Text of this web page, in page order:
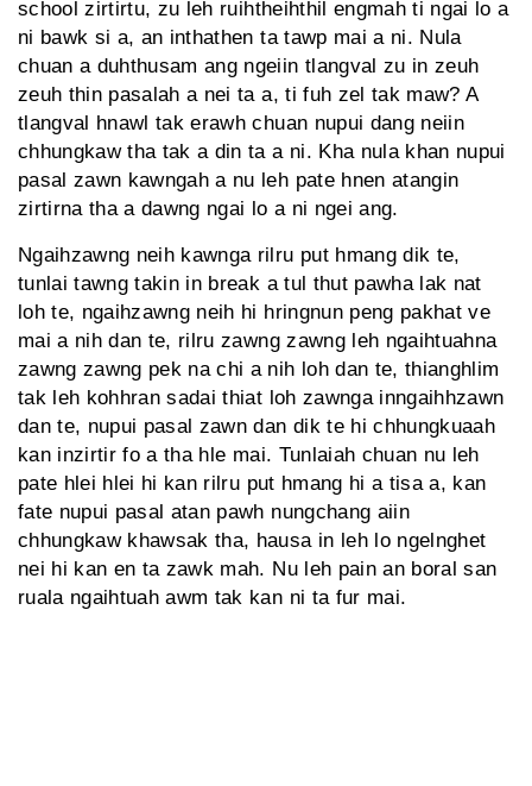
school zirtirtu, zu leh ruihtheihthil engmah ti ngai lo a
ni bawk si a, an inthathen ta tawp mai a ni. Nula
chuan a duhthusam ang ngeiin tlangval zu in zeuh
zeuh thin pasalah a nei ta a, ti fuh zel tak maw? A
tlangval hnawl tak erawh chuan nupui dang neiin
chhungkaw tha tak a din ta a ni. Kha nula khan nupui
pasal zawn kawngah a nu leh pate hnen atangin
zirtirna tha a dawng ngai lo a ni ngei ang.
Ngaihzawng neih kawnga rilru put hmang dik te,
tunlai tawng takin in break a tul thut pawha lak nat
loh te, ngaihzawng neih hi hringnun peng pakhat ve
mai a nih dan te, rilru zawng zawng leh ngaihtuahna
zawng zawng pek na chi a nih loh dan te, thianghlim
tak leh kohhran sadai thiat loh zawnga inngaihhzawn
dan te, nupui pasal zawn dan dik te hi chhungkuaah
kan inzirtir fo a tha hle mai. Tunlaiah chuan nu leh
pate hlei hlei hi kan rilru put hmang hi a tisa a, kan
fate nupui pasal atan pawh nungchang aiin
chhungkaw khawsak tha, hausa in leh lo ngelnghet
nei hi kan en ta zawk mah. Nu leh pain an boral san
ruala ngaihtuah awm tak kan ni ta fur mai.